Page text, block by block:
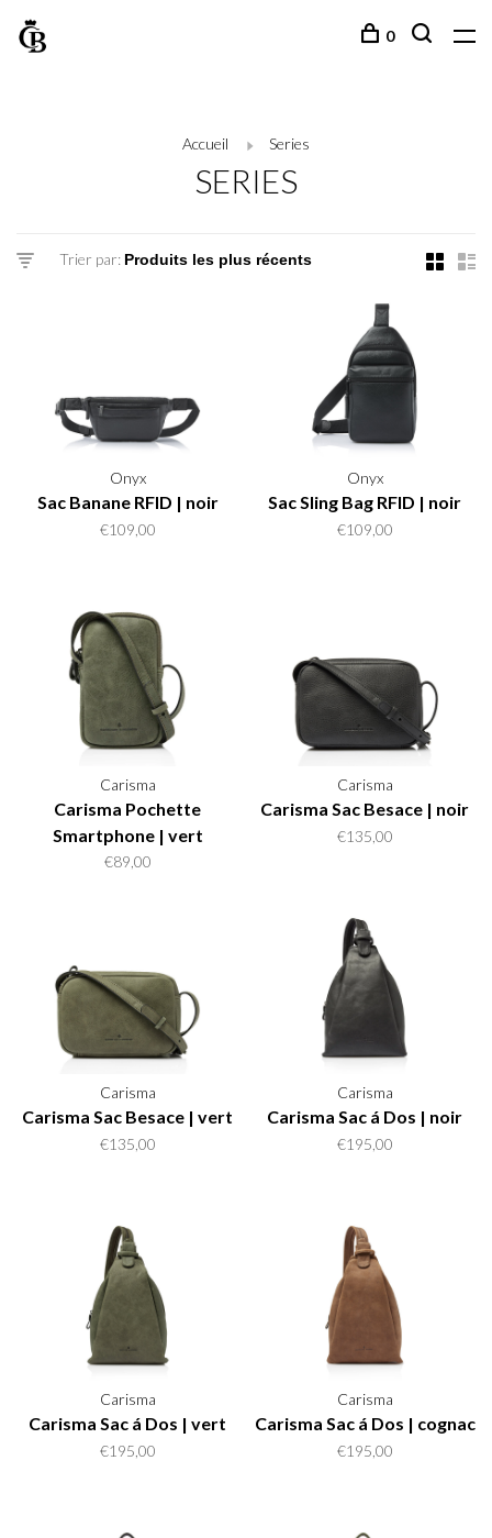
0
Accueil Series
SERIES
Trier par:
Onyx
Sac Banane RFID | noir
€109,00
Onyx
Sac Sling Bag RFID | noir
€109,00
Carisma
Carisma Pochette
Smartphone | vert
€89,00
Carisma
Carisma Sac Besace | noir
€135,00
Carisma
Carisma Sac Besace | vert
€135,00
Carisma
Carisma Sac á Dos | noir
€195,00
Carisma
Carisma Sac á Dos | vert
€195,00
Carisma
Carisma Sac á Dos | cognac
€195,00